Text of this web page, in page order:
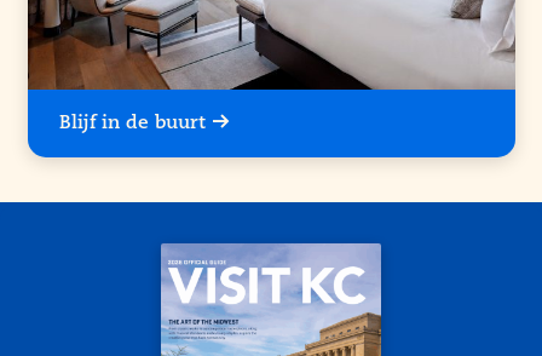
Blijf in de buurt